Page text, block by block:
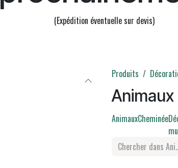
(Expédition éventuelle sur devis)
Produits
Animaux
AnimauxCheminée